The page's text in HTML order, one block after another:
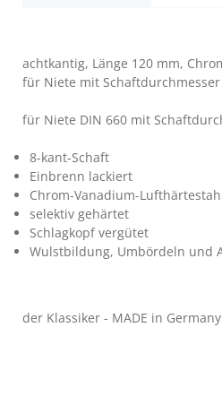
achtkantig, Länge 120 mm,
für Niete mit
für Niete DIN 660 mit
8-kant-Schaft
Einbrenn lackiert
Chrom-Vanadium-
selektiv gehärtet
Schlagkopf vergütet
Wulstbildung, Umbördeln und
der Klassiker - MADE in